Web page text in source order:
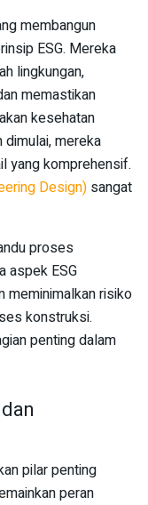
membangun
ESG. Mereka
lingkungan,
memastikan
kesehatan
dimulai, mereka
yang komprehensif.
Design) sangat
proses
aspek ESG
meminimalkan risiko
konstruksi.
penting dalam
pilar penting
peran